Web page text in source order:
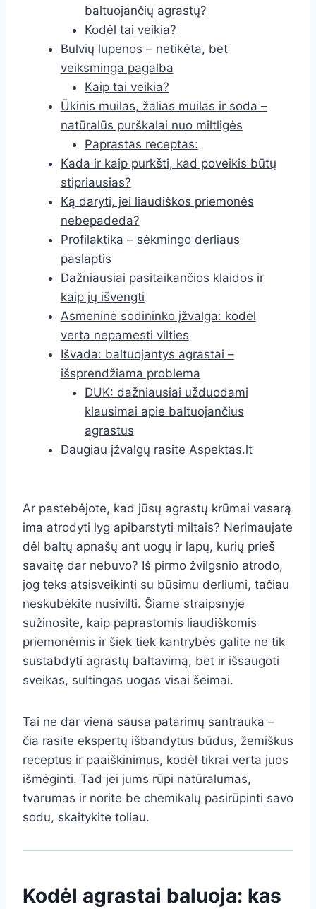
baltuojančių agrastų?
Kodėl tai veikia?
Bulvių lupenos – netikėta, bet
veiksminga pagalba
Kaip tai veikia?
Ūkinis muilas, žalias muilas ir soda –
natūralūs purškalai nuo miltligės
Paprastas receptas:
Kada ir kaip purkšti, kad poveikis būtų
stipriausias?
Ką daryti, jei liaudiškos priemonės
nebepadeda?
Profilaktika – sėkmingo derliaus
paslaptis
Dažniausiai pasitaikančios klaidos ir
kaip jų išvengti
Asmeninė sodininko įžvalga: kodėl
verta nepamesti vilties
Išvada: baltuojantys agrastai –
išsprendžiama problema
DUK: dažniausiai užduodami
klausimai apie baltuojančius
agrastus
Daugiau įžvalgų rasite Aspektas.lt
Ar pastebėjote, kad jūsų agrastų krūmai vasarą
ima atrodyti lyg apibarstyti miltais? Nerimaujate
dėl baltų apnašų ant uogų ir lapų, kurių prieš
savaitę dar nebuvo? Iš pirmo žvilgsnio atrodo,
jog teks atsisveikinti su būsimu derliumi, tačiau
neskubėkite nusivilti. Šiame straipsnyje
sužinosite, kaip paprastomis liaudiškomis
priemonėmis ir šiek tiek kantrybės galite ne tik
sustabdyti agrastų baltavimą, bet ir išsaugoti
sveikas, sultingas uogas visai šeimai.
Tai ne dar viena sausa patarimų santrauka –
čia rasite ekspertų išbandytus būdus, žemiškus
receptus ir paaiškinimus, kodėl tikrai verta juos
išmėginti. Tad jei jums rūpi natūralumas,
tvarumas ir norite be chemikalų pasirūpinti savo
sodu, skaitykite toliau.
Kodėl agrastai baluoja: kas